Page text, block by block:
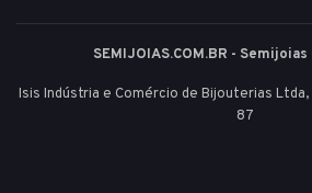
SEMIJOIAS.COM.BR -
Isis Indústria e Comércio de Bijouterias
87